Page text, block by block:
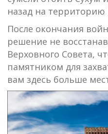
назад на территорию
После окончания
решение не
Верховного Совета,
памятником для
вам здесь больше